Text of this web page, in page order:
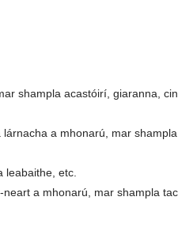
shampla acastóirí, giaranna,
a mhonarú, mar
leabaithe, etc.
a mhonarú, mar shampla